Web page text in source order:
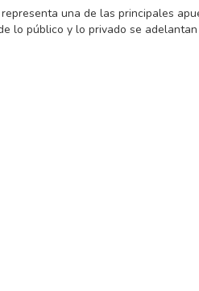
una de las principales
lo público y lo privado se